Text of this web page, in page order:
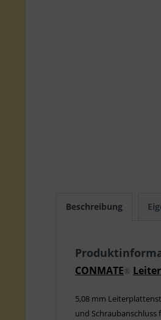
Beschreibung
CONMATE®
5,08 mm
und Schraubanschluss